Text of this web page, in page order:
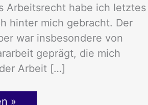
Arbeitsrecht habe ich letztes
hinter mich gebracht. Der
war insbesondere von
geprägt, die mich
Arbeit […]
»